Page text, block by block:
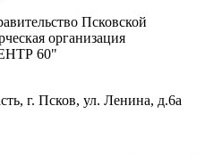
Псковской
организация
60"
г. Псков, ул. Ленина, д.6а